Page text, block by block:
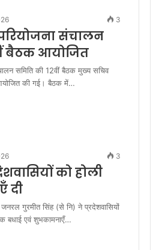
3
संचालन
बैठक आयोजित
समिति की 12वीं बैठक मुख्य सचिव
की गई। बैठक में…
3
को होली
दी
गुरमीत सिंह (से नि) ने प्रदेशवासियों
बधाई एवं शुभकामनाएँ…